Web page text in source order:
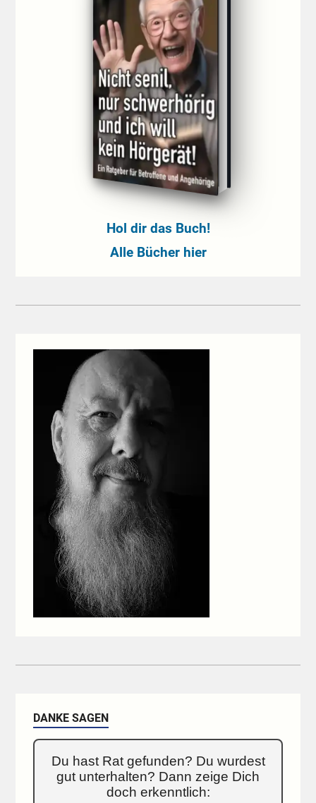
Hol dir das Buch!
Alle Bücher hier
DANKE SAGEN
Du hast Rat gefunden? Du wurdest
gut unterhalten? Dann zeige Dich
doch erkenntlich: